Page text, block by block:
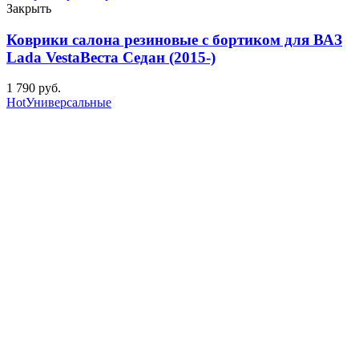
Закрыть
Коврики салона резиновые с бортиком для ВАЗ
Lada VestaВеста Седан (2015-)
1 790 руб.
HotУниверсальные